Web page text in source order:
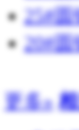
25#
20#
更多»